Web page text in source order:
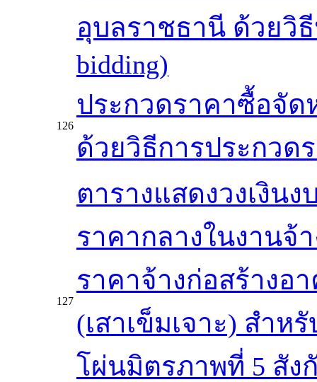
อุบลราชธานี ด้วยวิ
bidding)
126
ประกวดราคาซื้อจัด
ด้วยวิธีการประกวด
127
ตารางแสดงวงเงิน
ราคากลางในงานจ้
ราคาจ้างก่อสร้างอ
(เสาเข็มเจาะ) สำห
โผ่นมิตรภาพที่ 5 สัง